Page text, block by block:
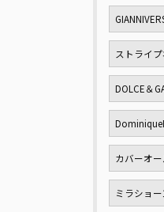
ストライ
DOLCE＆
カバーオー
ミラショー